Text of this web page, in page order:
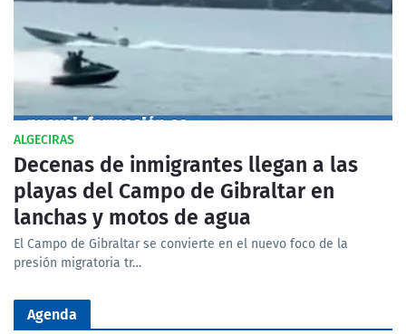
ALGECIRAS
Decenas de inmigrantes llegan a las
playas del Campo de Gibraltar en
lanchas y motos de agua
El Campo de Gibraltar se convierte en el nuevo foco de la
presión migratoria tr…
Agenda